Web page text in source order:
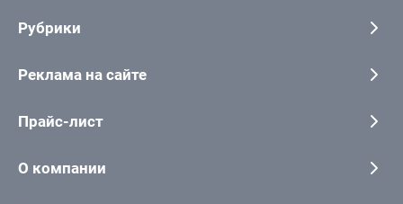
Рубрики
Реклама на сайте
Прайс-лист
О компании